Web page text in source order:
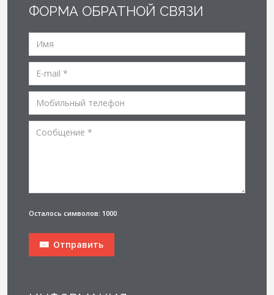
ФОРМА ОБРАТНОЙ СВЯЗИ
Осталось символов: 1000
Отправить